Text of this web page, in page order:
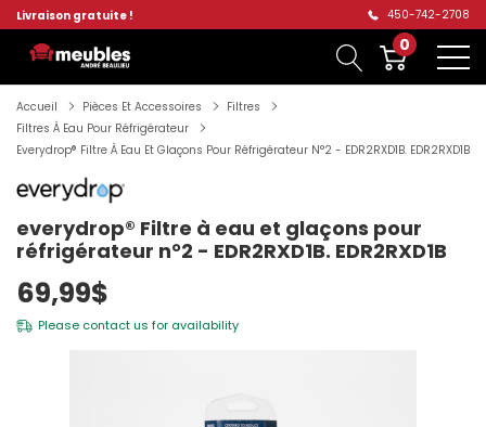
Livraison gratuite ! 450-742-2708
0
Accueil Pièces Et Accessoires
Filtres
Filtres À Eau Pour Réfrigérateur
Everydrop® Filtre À Eau Et Glaçons Pour Réfrigérateur N°2 - EDR2RXD1B. EDR2RXD1B
everydrop® Filtre à eau et glaçons pour
réfrigérateur n°2 - EDR2RXD1B. EDR2RXD1B
69,99$
Please contact us for availability